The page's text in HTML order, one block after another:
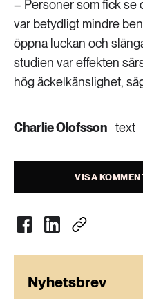
– Personer som fick se
var betydligt mindre
öppna luckan och
studien var effekten
hög äckelkänslighet,
Charlie Olofsson text
VISA
Nyhetsbrev